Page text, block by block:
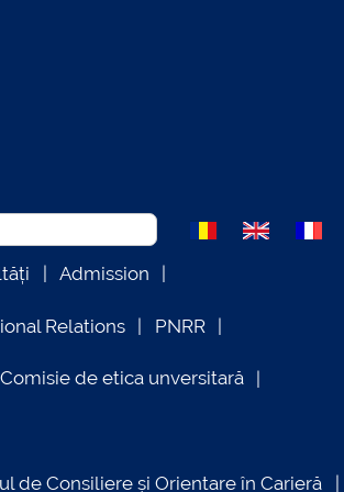
Admission
Relations PNRR
Comisie de etica unversitară
de Consiliere și Orientare în Carieră